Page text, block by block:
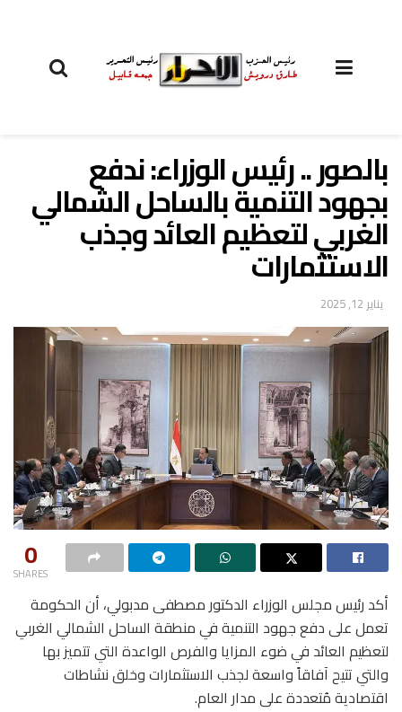
بالصور .. رئيس الوزراء: ندفع
بجهود التنمية بالساحل الشمالي
الغربي لتعظيم العائد وجذب
الاستثمارات
يناير 12, 2025
0
SHARES
أكد رئيس مجلس الوزراء الدكتور مصطفى مدبولي، أن الحكومة
تعمل على دفع جهود التنمية في منطقة الساحل الشمالي الغربي
لتعظيم العائد في ضوء المزايا والفرص الواعدة التي تتميز بها
والتي تتيح آفاقاً واسعة لجذب الاستثمارات وخلق نشاطات
اقتصادية مُتعددة على مدار العام.